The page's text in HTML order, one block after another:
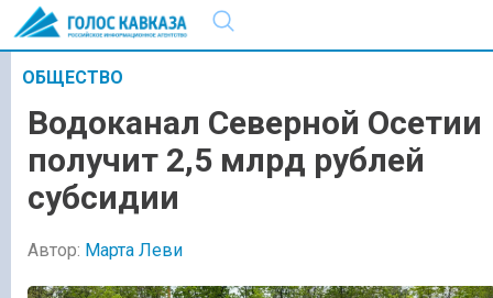
ОБЩЕСТВО
Водоканал Северной Осетии
получит 2,5 млрд рублей
субсидии
Автор: Марта Леви